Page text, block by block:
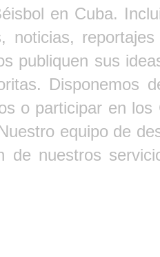
en Cuba.
noticias,
publiquen sus
Disponemos
o participar en
equipo de
de nuestros